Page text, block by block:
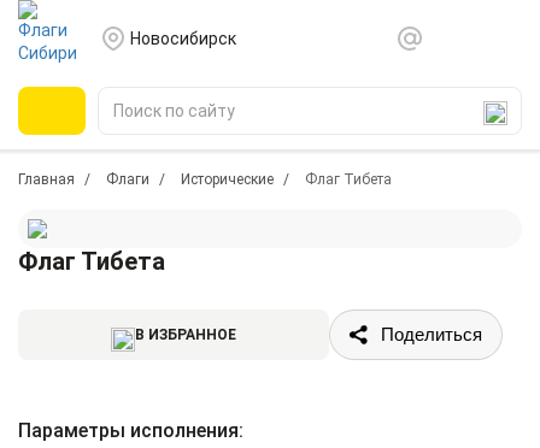
Новосибирск
Главная Флаги Исторические Флаг Тибета
Флаг Тибета
В ИЗБРАННОЕ Поделиться
Параметры исполнения: